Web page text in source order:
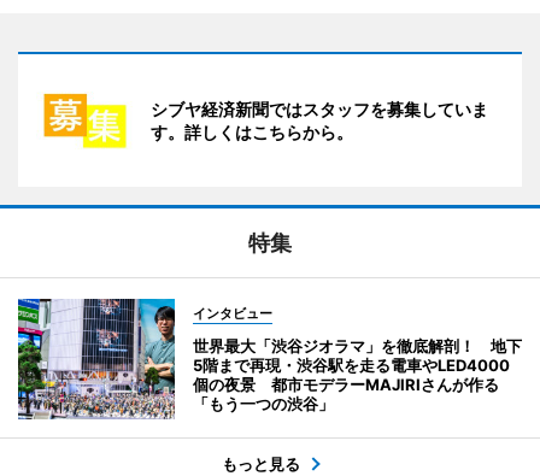
シブヤ経済新聞ではスタッフを募集していま
す。詳しくはこちらから。
特集
インタビュー
世界最大「渋谷ジオラマ」を徹底解剖！ 地下
5階まで再現・渋谷駅を走る電車やLED4000
個の夜景 都市モデラーMAJIRIさんが作る
「もう一つの渋谷」
もっと見る